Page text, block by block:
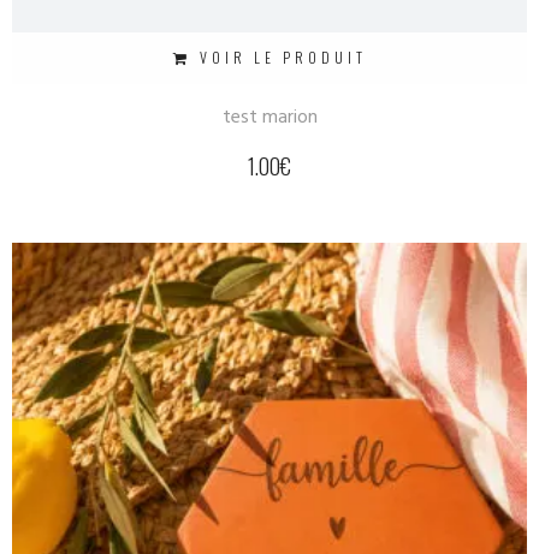
VOIR LE PRODUIT
test marion
1.00€